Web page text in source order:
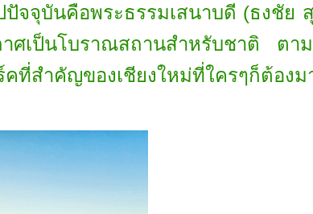
ปัจจุบันคือพระธรรมเสนาบดี (ธงชั
เป็นโบราณสถานสำหรับชาติ ตาม
ญของเชียงใหม่ที่ใครๆก็ต้องมา